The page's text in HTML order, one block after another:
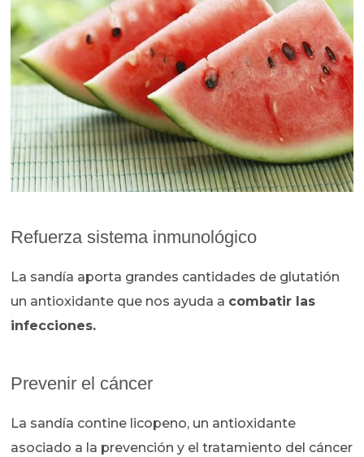
Refuerza sistema inmunológico
La sandía aporta grandes cantidades de glutatión
un antioxidante que nos ayuda a combatir las
infecciones.
Prevenir el cáncer
La sandía contine licopeno, un antioxidante
asociado a la prevención y el tratamiento del cáncer